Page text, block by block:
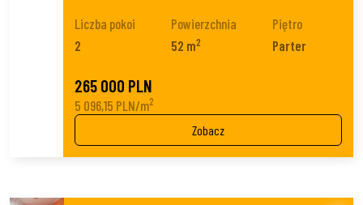
Liczba pokoi
2
Powierzchnia
52 m2
Piętro
Parter
265 000 PLN
5 096,15 PLN/m2
Zobacz